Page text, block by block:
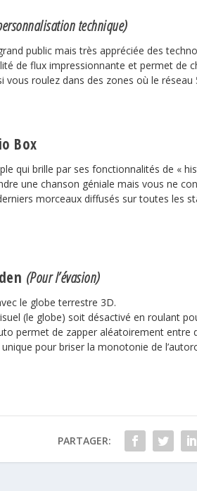
technique)
public mais très appréciée des
de flux impressionnante et permet de
vous roulez dans des zones où le réseau
Box
qui brille par ses fonctionnalités de «
une chanson géniale mais vous ne
morceaux diffusés sur toutes les
(Pour l’évasion)
le globe terrestre 3D.
(le globe) soit désactivé en roulant
permet de zapper aléatoirement entre
pour briser la monotonie de
PARTAGER: